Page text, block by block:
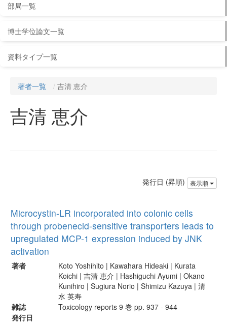
部局一覧
博士学位論文一覧
資料タイプ一覧
著者一覧 吉清 恵介
吉清 恵介
発行日 (昇順) 表示順
Microcystin-LR incorporated into colonic cells
through probenecid-sensitive transporters leads to
upregulated MCP-1 expression induced by JNK
activation
著者
Koto Yoshihito | Kawahara Hideaki | Kurata
Koichi | 吉清 恵介 | Hashiguchi Ayumi | Okano
Kunihiro | Sugiura Norio | Shimizu Kazuya | 清
水 英寿
雑誌
Toxicology reports 9 巻 pp. 937 - 944
発行日